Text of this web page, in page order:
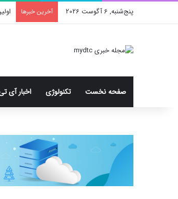
پنج‌شنبه, 6 آگوست 2026 آخرین خبرها
صفحه نخست تکنولوژی اخبار آی